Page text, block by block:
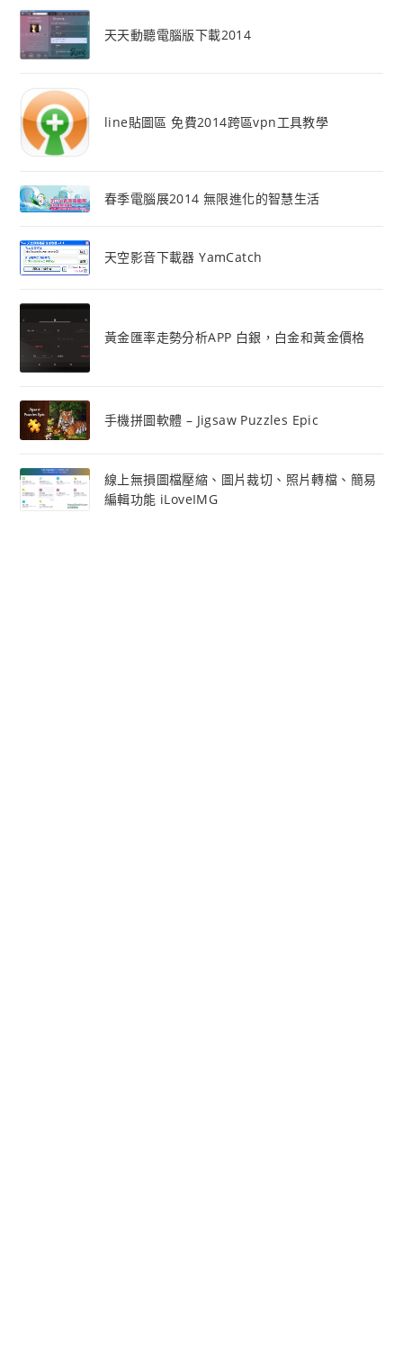
天天動聽電腦版下載2014
line貼圖區 免費2014跨區vpn工具教學
春季電腦展2014 無限進化的智慧生活
天空影音下載器 YamCatch
黃金匯率走勢分析APP 白銀，白金和黃金價格
手機拼圖軟體 – Jigsaw Puzzles Epic
線上無損圖檔壓縮、圖片裁切、照片轉檔、簡易
編輯功能 iLoveIMG